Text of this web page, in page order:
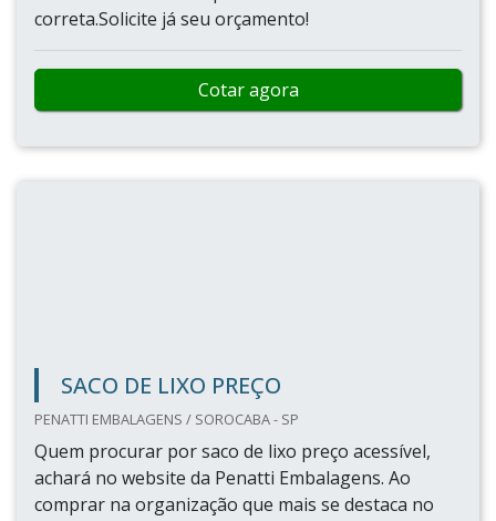
correta.Solicite já seu orçamento!
Cotar agora
SACO DE LIXO PREÇO
PENATTI EMBALAGENS / SOROCABA - SP
Quem procurar por saco de lixo preço acessível,
achará no website da Penatti Embalagens. Ao
comprar na organização que mais se destaca no